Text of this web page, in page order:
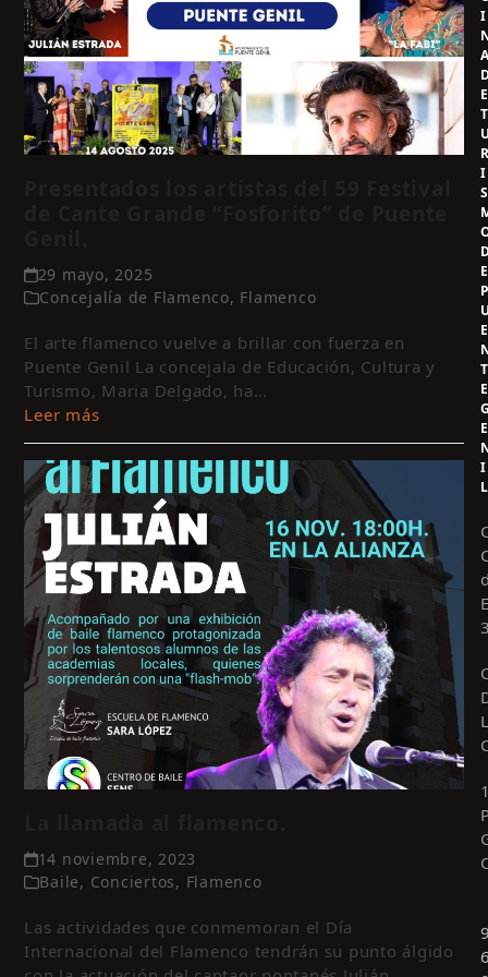
29 mayo, 2025
Concejalía de Flamenco, Flamenco
El arte flamenco vuelve a brillar con fuerza en
Puente Genil La concejala de Educación, Cultura y
Turismo, Maria Delgado, ha…
Leer más
14 noviembre, 2023
Baile, Conciertos, Flamenco
Las actividades que conmemoran el Día
Internacional del Flamenco tendrán su punto álgido
I
E
T
I
S
E
E
T
E
E
I
L